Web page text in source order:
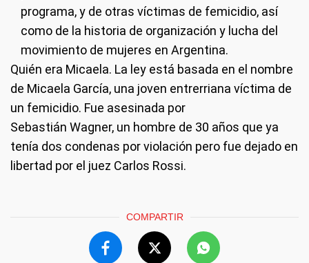
programa, y de otras víctimas de femicidio, así
como de la historia de organización y lucha del
movimiento de mujeres en Argentina.
Quién era Micaela. La ley está basada en el nombre
de Micaela García, una joven entrerriana víctima de
un femicidio. Fue asesinada por
Sebastián Wagner, un hombre de 30 años que ya
tenía dos condenas por violación pero fue dejado en
libertad por el juez Carlos Rossi.
COMPARTIR